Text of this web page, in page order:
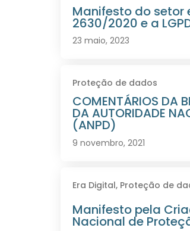
Manifesto do setor
2630/2020 e a
23 maio, 2023
Proteção de dados
COMENTÁRIOS DA
DA AUTORIDADE
(ANPD)
9 novembro, 2021
Era Digital, Proteção de
Manifesto pela
Nacional de